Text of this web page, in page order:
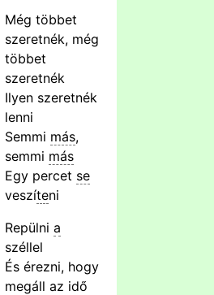
Még többet
szeretnék, még
többet
szeretnék
Ilyen szeretnék
lenni
Semmi más,
semmi más
Egy percet se
veszíteni
Repülni a
széllel
És érezni, hogy
megáll az idő